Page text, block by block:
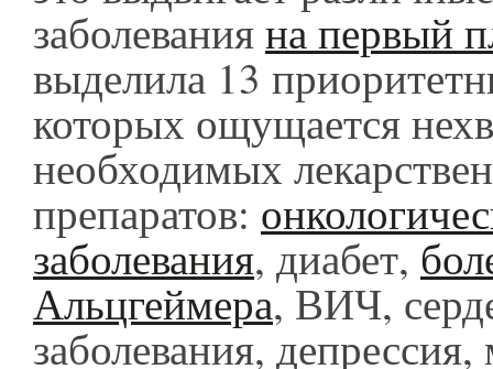
заболеванияна первый
выделила 13
которых ощущается
необходимых
препаратов:
заболевания, диабет,
Альцгеймера, ВИЧ,
заболевания,